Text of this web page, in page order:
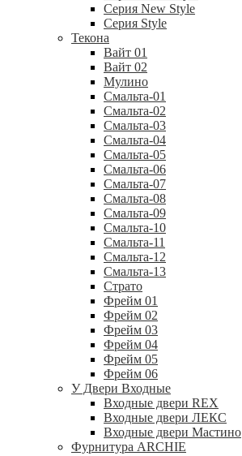
Серия New Style
Серия Style
Текона
Вайт 01
Вайт 02
Мулино
Смальта-01
Смальта-02
Смальта-03
Смальта-04
Смальта-05
Смальта-06
Смальта-07
Смальта-08
Смальта-09
Смальта-10
Смальта-11
Смальта-12
Смальта-13
Страто
Фрейм 01
Фрейм 02
Фрейм 03
Фрейм 04
Фрейм 05
Фрейм 06
У Двери Входные
Входные двери REX
Входные двери ЛЕКС
Входные двери Мастино
Фурнитура ARCHIE